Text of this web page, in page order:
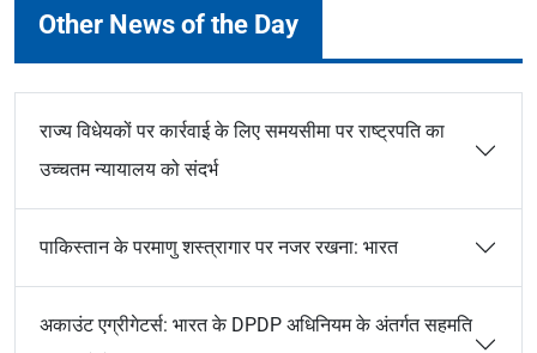
Other News of the Day
राज्य विधेयकों पर कार्रवाई के लिए समयसीमा पर राष्ट्रपति का
उच्चतम न्यायालय को संदर्भ
पाकिस्तान के परमाणु शस्त्रागार पर नजर रखना: भारत
अकाउंट एग्रीगेटर्स: भारत के DPDP अधिनियम के अंतर्गत सहमति